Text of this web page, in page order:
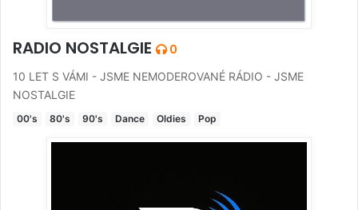
RADIO NOSTALGIE 0
10 LET S VÁMI - JSME NEMODEROVANÉ RÁDIO - JSME
NOSTALGIE
00's 80's 90's Dance Oldies Pop